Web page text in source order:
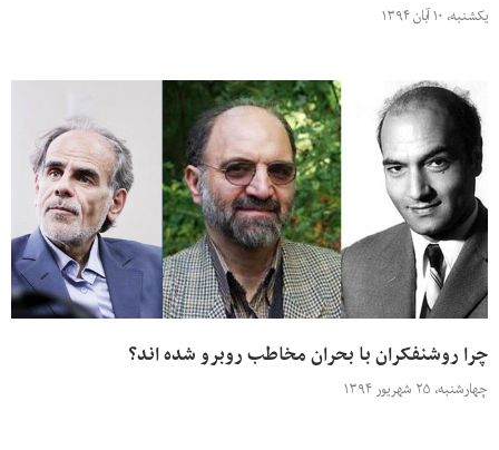
یکشنبه، ۱۰ آبان ۱۳۹۴
چرا روشنفکران با بحران مخاطب روبرو شده اند؟
چهارشنبه، ۲۵ شهریور ۱۳۹۴